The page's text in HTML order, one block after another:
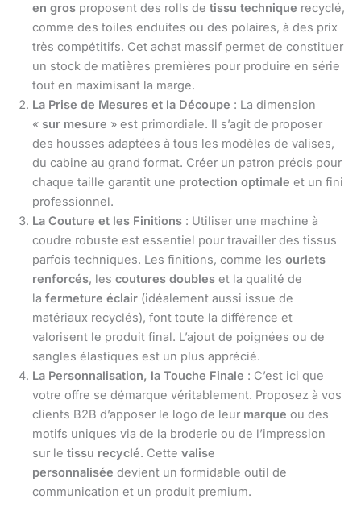
en gros proposent des rolls de tissu technique recyclé,
comme des toiles enduites ou des polaires, à des prix
très compétitifs. Cet achat massif permet de constituer
un stock de matières premières pour produire en série
tout en maximisant la marge.
La Prise de Mesures et la Découpe : La dimension
« sur mesure » est primordiale. Il s’agit de proposer
des housses adaptées à tous les modèles de valises,
du cabine au grand format. Créer un patron précis pour
chaque taille garantit une protection optimale et un fini
professionnel.
La Couture et les Finitions : Utiliser une machine à
coudre robuste est essentiel pour travailler des tissus
parfois techniques. Les finitions, comme les ourlets
renforcés, les coutures doubles et la qualité de
la fermeture éclair (idéalement aussi issue de
matériaux recyclés), font toute la différence et
valorisent le produit final. L’ajout de poignées ou de
sangles élastiques est un plus apprécié.
La Personnalisation, la Touche Finale : C’est ici que
votre offre se démarque véritablement. Proposez à vos
clients B2B d’apposer le logo de leur marque ou des
motifs uniques via de la broderie ou de l’impression
sur le tissu recyclé. Cette valise
personnalisée devient un formidable outil de
communication et un produit premium.